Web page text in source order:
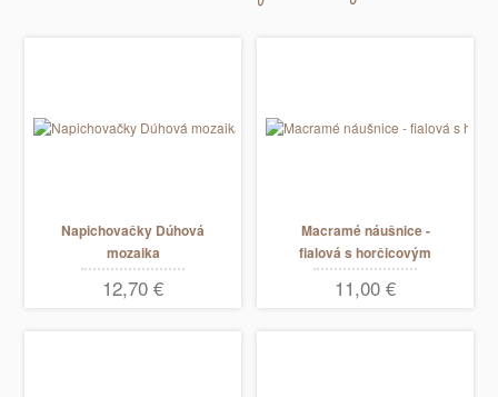
Napichovačky Dúhová
mozaika
12,70 €
Macramé náušnice -
fialová s horčicovým
pruhom
11,00 €